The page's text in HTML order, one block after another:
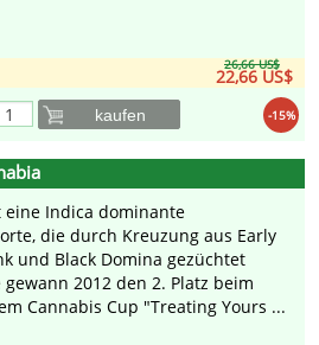
26,66 US$
22,66 US$
-15%
kaufen
eine Indica dominante
die durch Kreuzung aus Early
und Black Domina gezüchtet
2012 den 2. Platz beim
Cannabis Cup "Treating Yours ...